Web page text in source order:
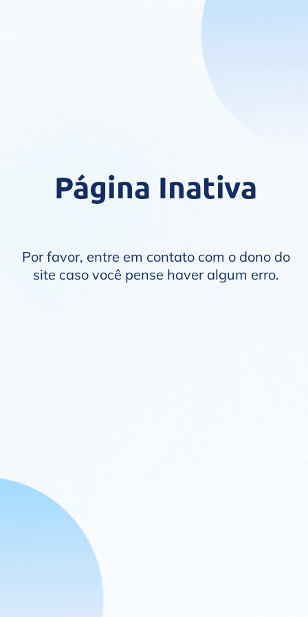
Página Inativa
Por favor, entre em contato com o dono do
site caso você pense haver algum erro.